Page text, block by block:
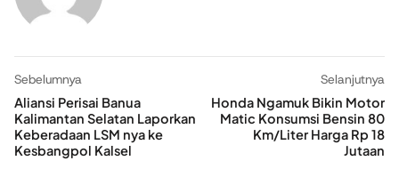
Sebelumnya
Aliansi Perisai Banua
Kalimantan Selatan Laporkan
Keberadaan LSM nya ke
Kesbangpol Kalsel
Selanjutnya
Honda Ngamuk Bikin Motor
Matic Konsumsi Bensin 80
Km/Liter Harga Rp 18
Jutaan